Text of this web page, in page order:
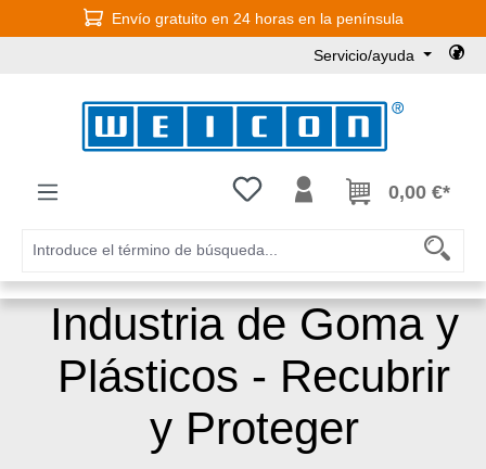
Saltar al contenido principalEnvío gratuito en 24 horas en la península
Servicio/ayuda
Tienes 0 artículos en tu lista de
0,00 €*
Industria de Goma y
Plásticos - Recubrir
y Proteger